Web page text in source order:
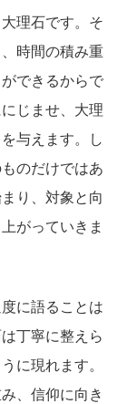
理石です。そ
時間の積み重
できるからで
じませ、大理
与えます。し
のだけではあ
り、対象と向
がっていきま
に語ることは
丁寧に整えら
に現れます。
、信仰に向き